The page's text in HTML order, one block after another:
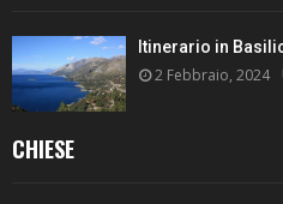
Itinerario in
2 Febbraio, 2024
CHIESE